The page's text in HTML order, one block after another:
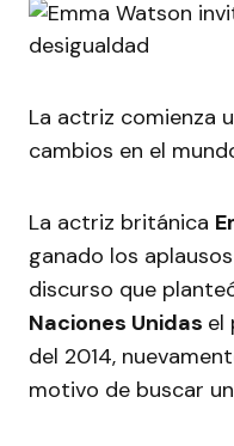
La actriz comienza
cambios en el
La actriz británica
ganado los
discurso que
Naciones Unidas el
del 2014,
motivo de buscar